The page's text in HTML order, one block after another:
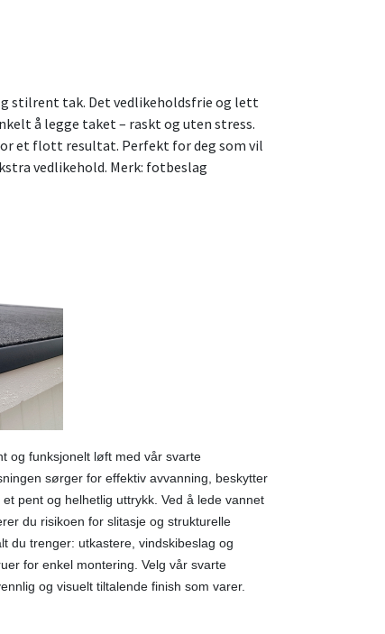
stilrent tak. Det vedlikeholdsfrie og lett
å legge taket – raskt og uten stress.
et flott resultat. Perfekt for deg som vil
vedlikehold. Merk: fotbeslag
og funksjonelt løft med vår svarte
sørger for effektiv avvanning, beskytter
pent og helhetlig uttrykk. Ved å lede vannet
du risikoen for slitasje og strukturelle
du trenger: utkastere, vindskibeslag og
for enkel montering. Velg vår svarte
og visuelt tiltalende finish som varer.